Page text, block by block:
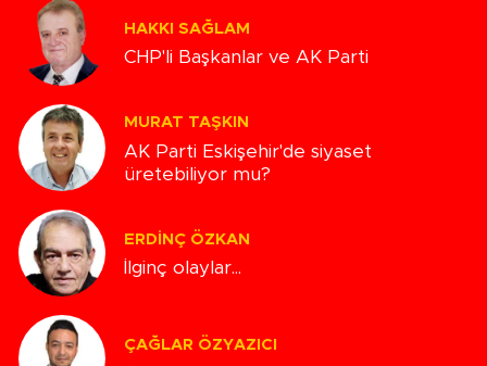
HAKKI SAĞLAM
CHP'li Başkanlar ve AK Parti
MURAT TAŞKIN
AK Parti Eskişehir'de siyaset
üretebiliyor mu?
ERDINÇ ÖZKAN
İlginç olaylar...
ÇAĞLAR ÖZYAZICI